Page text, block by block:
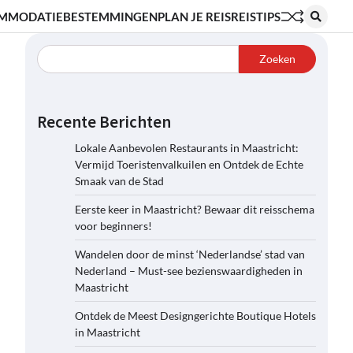
BESTEMMINGENPLAN JE REISREISTIPS
Zoeken
Recente Berichten
Lokale Aanbevolen Restaurants in Maastricht:
Vermijd Toeristenvalkuilen en Ontdek de Echte
Smaak van de Stad
Eerste keer in Maastricht? Bewaar dit reisschema
voor beginners!
Wandelen door de minst ‘Nederlandse’ stad van
Nederland – Must-see bezienswaardigheden in
Maastricht
Ontdek de Meest Designgerichte Boutique Hotels
in Maastricht